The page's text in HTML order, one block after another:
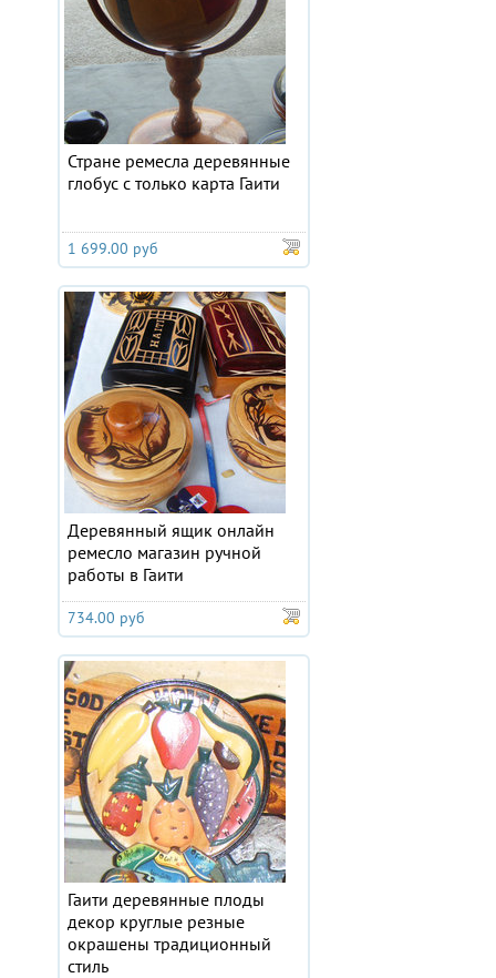
Стране ремесла деревянные
глобус с только карта Гаити
1 699.00 руб
Деревянный ящик онлайн
ремесло магазин ручной
работы в Гаити
734.00 руб
Гаити деревянные плоды
декор круглые резные
окрашены традиционный
стиль